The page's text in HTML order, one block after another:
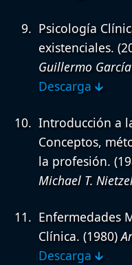
Psicología
existenciales.
Guillermo
Descarga 🡳
Introducción a
Conceptos,
la profesión.
Michael T.
Enfermedades
Clínica. (1980)
Descarga 🡳